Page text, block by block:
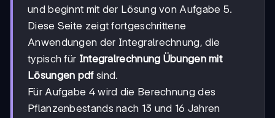
und beginnt mit der Lösung von Aufgabe 5.
Diese Seite zeigt fortgeschrittene
Anwendungen der Integralrechnung, die
typisch für Integralrechnung Übungen mit
Lösungen pdfsind.
Für Aufgabe 4 wird die Berechnung des
Pflanzenbestands nach 13 und 16 Jahren